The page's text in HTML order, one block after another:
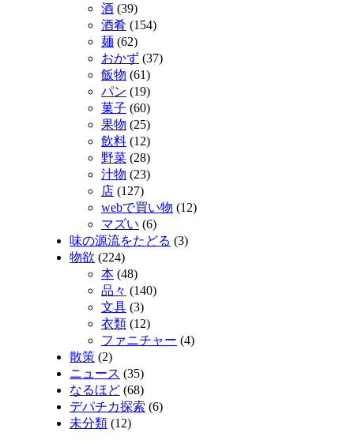
酒 (39)
酒肴 (154)
麺 (62)
おかず (37)
飯物 (61)
パン (19)
菓子 (60)
果物 (25)
飲料 (12)
野菜 (28)
汁物 (23)
店 (127)
webで買い物 (12)
マズい (6)
味の源流をたどる (3)
物欲 (224)
本 (48)
品々 (140)
文具 (3)
衣類 (12)
ファニチャー (4)
散策 (2)
ニュース (35)
なるほど (68)
デパチカ探索 (6)
未分類 (12)